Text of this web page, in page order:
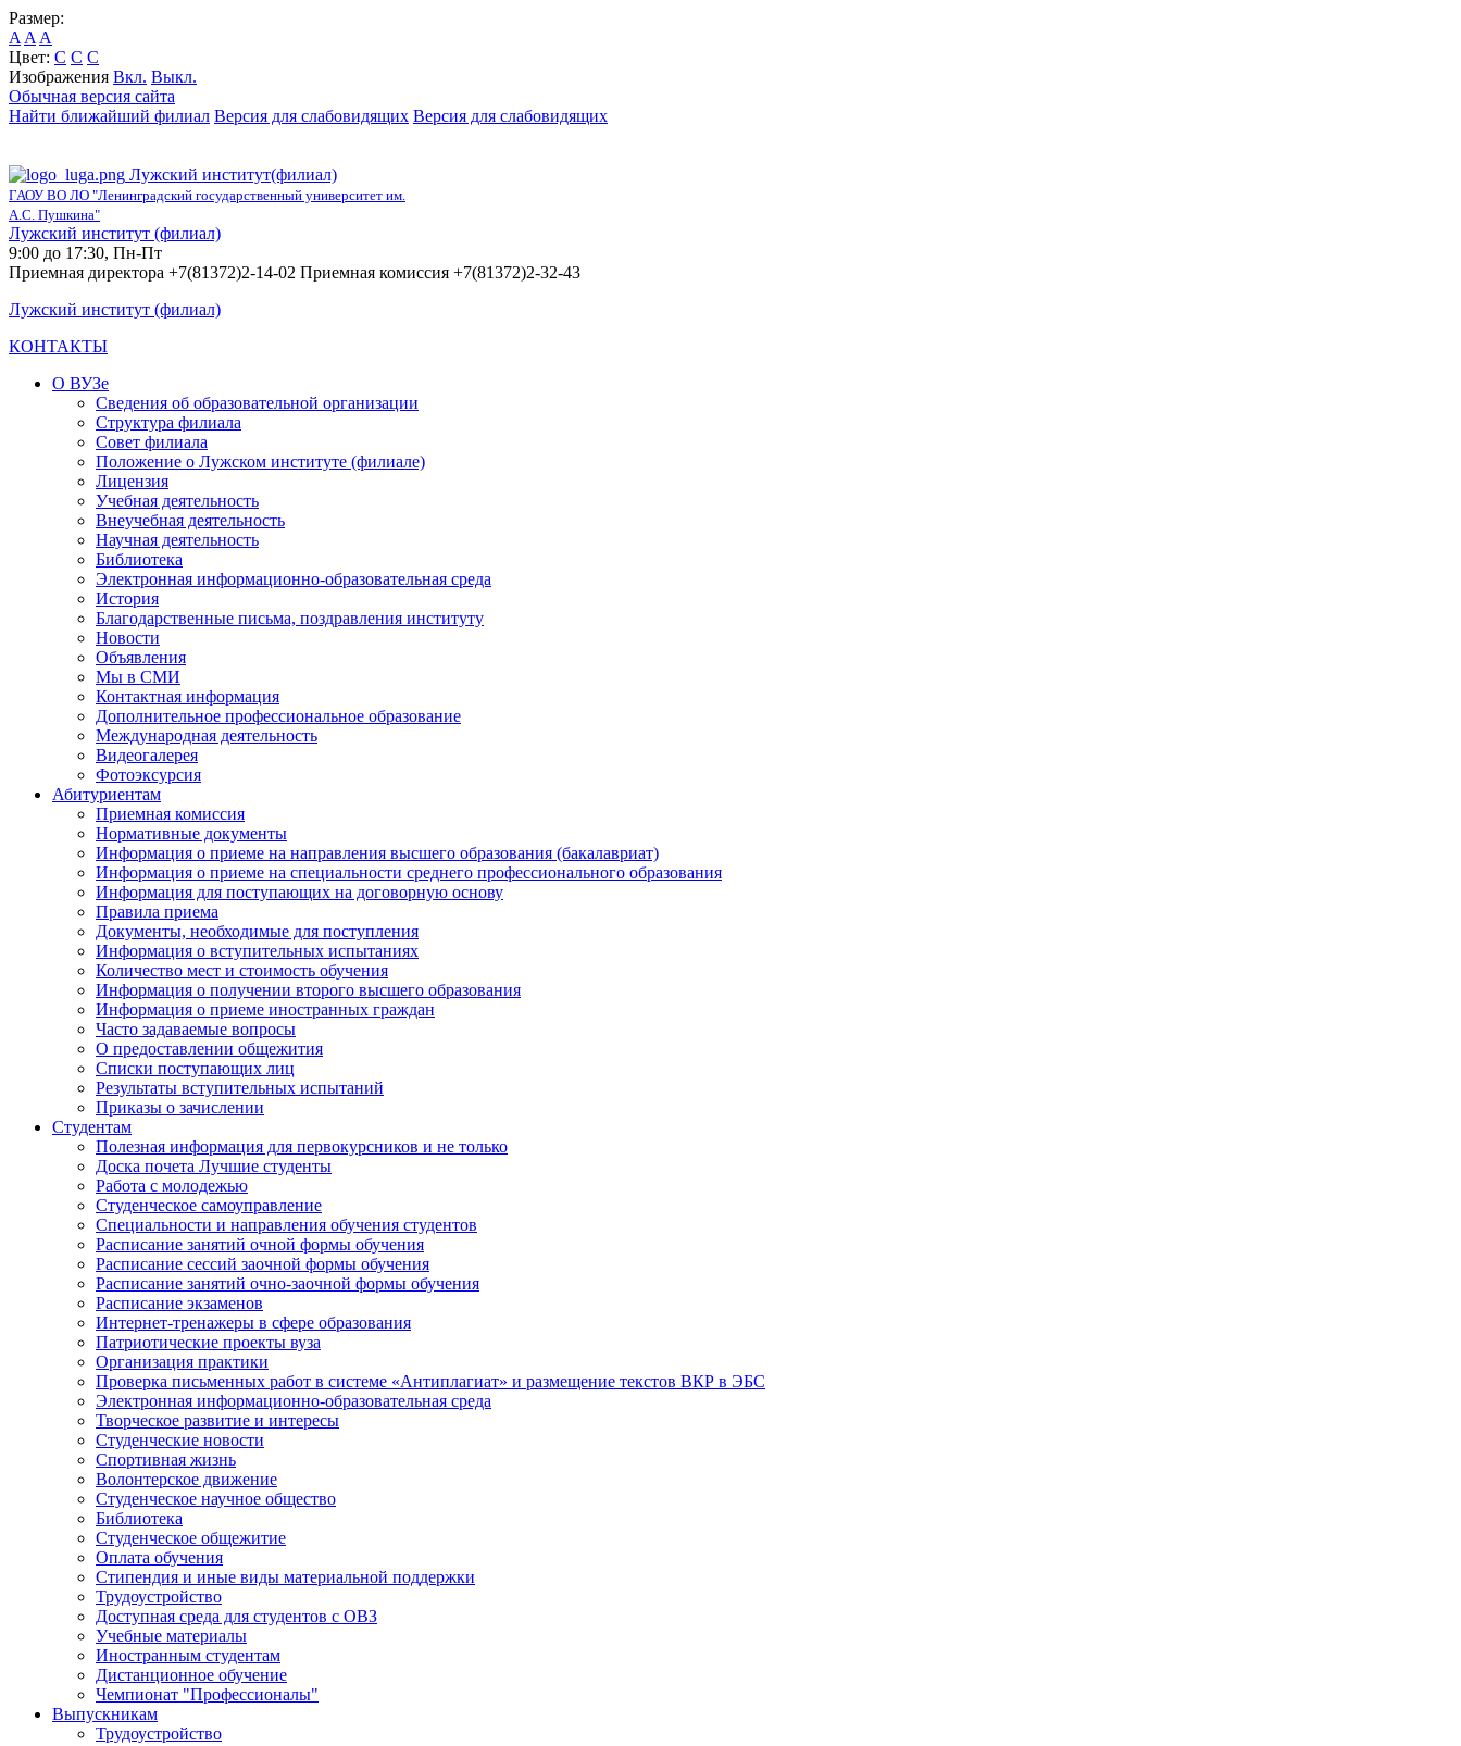
Размер:
A A A
Цвет: C C C
Изображения Вкл. Выкл.
Обычная версия сайта
Найти ближайший филиал Версия для слабовидящих Версия для слабовидящих
Лужский институт(филиал)
ГАОУ ВО ЛО "Ленинградский государственный университет им.
А.С. Пушкина"
Лужский институт (филиал)
9:00 до 17:30, Пн-Пт
Приемная директора +7(81372)2-14-02 Приемная комиссия +7(81372)2-32-43
Лужский институт (филиал)
КОНТАКТЫ
О ВУЗе
Сведения об образовательной организации
Структура филиала
Совет филиала
Положение о Лужском институте (филиале)
Лицензия
Учебная деятельность
Внеучебная деятельность
Научная деятельность
Библиотека
Электронная информационно-образовательная среда
История
Благодарственные письма, поздравления институту
Новости
Объявления
Мы в СМИ
Контактная информация
Дополнительное профессиональное образование
Международная деятельность
Видеогалерея
Фотоэксурсия
Абитуриентам
Приемная комиссия
Нормативные документы
Информация о приеме на направления высшего образования (бакалавриат)
Информация о приеме на специальности среднего профессионального образования
Информация для поступающих на договорную основу
Правила приема
Документы, необходимые для поступления
Информация о вступительных испытаниях
Количество мест и стоимость обучения
Информация о получении второго высшего образования
Информация о приеме иностранных граждан
Часто задаваемые вопросы
О предоставлении общежития
Списки поступающих лиц
Результаты вступительных испытаний
Приказы о зачислении
Студентам
Полезная информация для первокурсников и не только
Доска почета Лучшие студенты
Работа с молодежью
Студенческое самоуправление
Специальности и направления обучения студентов
Расписание занятий очной формы обучения
Расписание сессий заочной формы обучения
Расписание занятий очно-заочной формы обучения
Расписание экзаменов
Интернет-тренажеры в сфере образования
Патриотические проекты вуза
Организация практики
Проверка письменных работ в системе «Антиплагиат» и размещение текстов ВКР в ЭБС
Электронная информационно-образовательная среда
Творческое развитие и интересы
Студенческие новости
Спортивная жизнь
Волонтерское движение
Студенческое научное общество
Библиотека
Студенческое общежитие
Оплата обучения
Стипендия и иные виды материальной поддержки
Трудоустройство
Доступная среда для студентов с ОВЗ
Учебные материалы
Иностранным студентам
Дистанционное обучение
Чемпионат "Профессионалы"
Выпускникам
Трудоустройство